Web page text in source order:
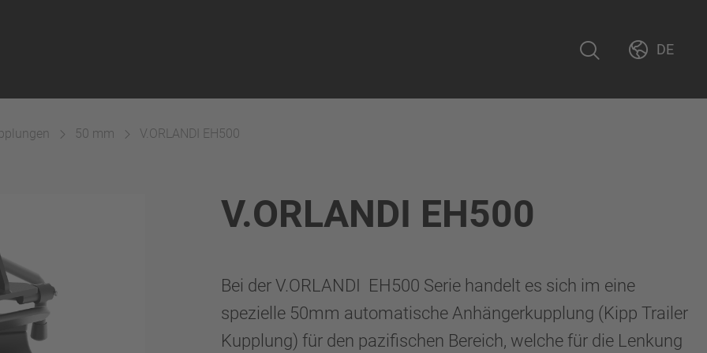
DE
50 mm V.ORLANDI EH500
V.ORLANDI EH500
Bei der V.ORLANDI EH500 Serie handelt es sich im eine
spezielle 50mm automatische Anhängerkupplung (Kipp Trailer
Kupplung) für den pazifischen Bereich, welche für die Lenkung